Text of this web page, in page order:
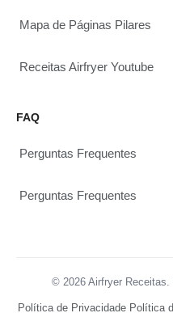
Mapa de Páginas Pilares
Receitas Airfryer Youtube
FAQ
Perguntas Frequentes
Perguntas Frequentes
© 2026 Airfryer Receitas.
Política de Privacidade Política